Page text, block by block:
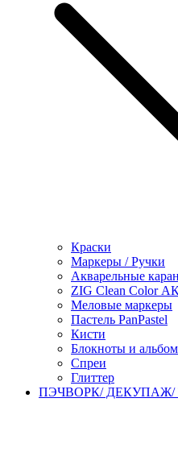
Краски
Маркеры / Ручки
Акварельные
ZIG Clean
Меловые маркеры
Пастель PanPastel
Кисти
Блокноты и
Спреи
Глиттер
ПЭЧВОРК/ ДЕКУПАЖ/